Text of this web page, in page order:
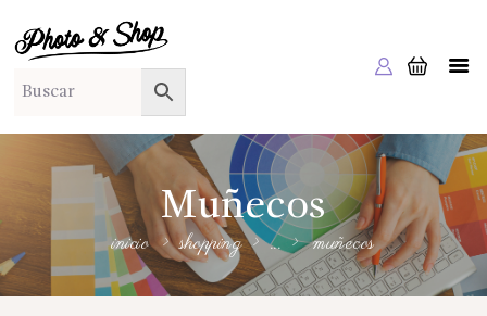
Muñecos
inicio shopping ... muñecos
PHOTO & SHOP
Photo & Shop
INICIO
SOBRE NOSOTROS
SERVICIOS A EMPRESAS
NUESTRA EDITORIAL EM EDITA
TIENDA ONLINE